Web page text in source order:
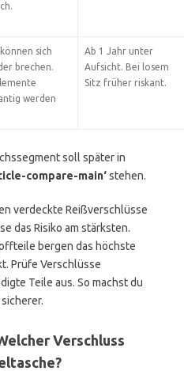
sich
brechen.
werden
Ab 1 Jahr unter
Aufsicht. Bei losem
Sitz früher riskant.
soll später in
compare-main‘stehen.
verdeckte Reißverschlüsse
das Risiko am stärksten.
bergen das höchste
Prüfe Verschlüsse
Teile aus. So machst du
Verschluss